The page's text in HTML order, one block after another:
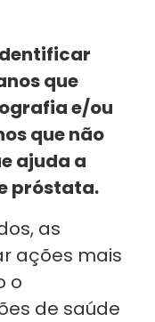
que
e/ou
que não
ajuda a
próstata.
as
ações mais
o
de saúde